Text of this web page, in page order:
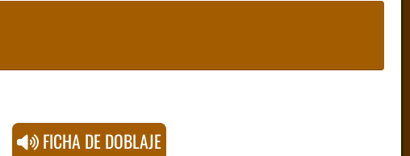
FICHA DE DOBLAJE